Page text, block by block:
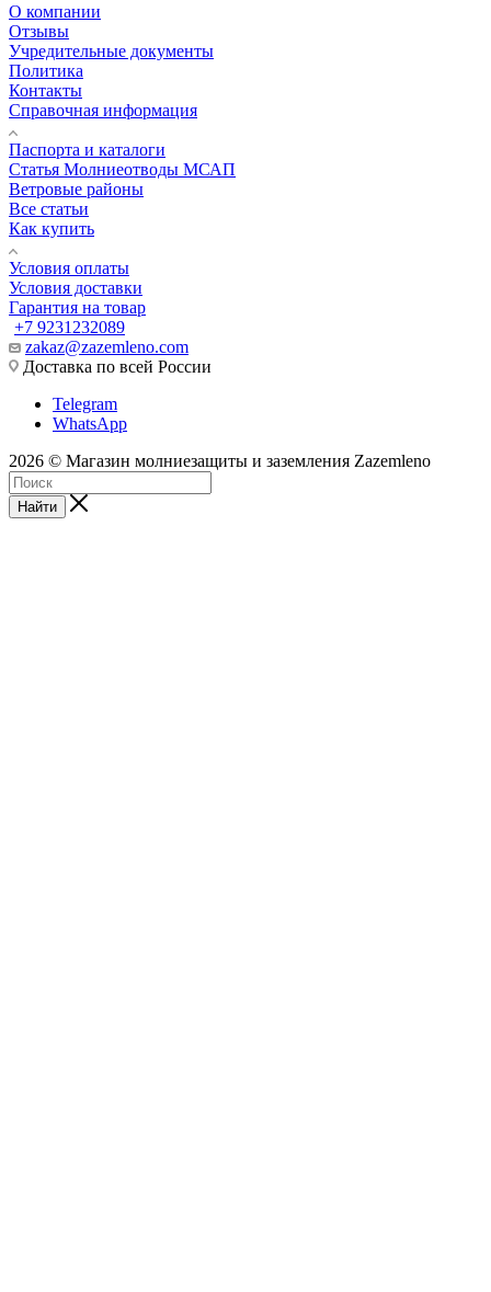
О компании
Отзывы
Учредительные документы
Политика
Контакты
Справочная информация
Паспорта и каталоги
Статья Молниеотводы МСАП
Ветровые районы
Все статьи
Как купить
Условия оплаты
Условия доставки
Гарантия на товар
+7 9231232089
zakaz@zazemleno.com
Доставка по всей России
Telegram
WhatsApp
2026 © Магазин молниезащиты и заземления Zazemleno
Найти